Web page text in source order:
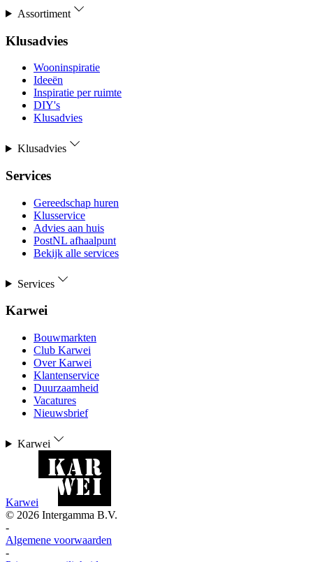
Assortiment
Klusadvies
Wooninspiratie
Ideeën
Inspiratie per ruimte
DIY's
Klusadvies
Klusadvies
Services
Gereedschap huren
Klusservice
Advies aan huis
PostNL afhaalpunt
Bekijk alle services
Services
Karwei
Bouwmarkten
Club Karwei
Over Karwei
Klantenservice
Duurzaamheid
Vacatures
Nieuwsbrief
Karwei
Karwei
© 2026 Intergamma B.V.
-
Algemene voorwaarden
-